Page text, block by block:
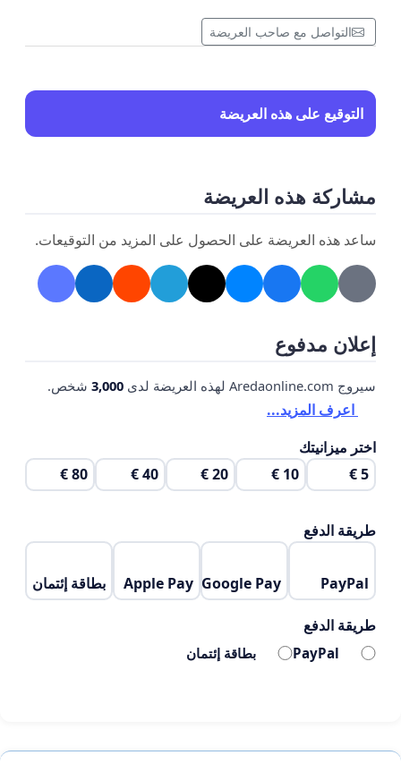
معاليكم بأننا كلنا من
استمرار جائحة كورونا وتبعاتها و نزولها و صعودها باالضافة
الى أن
معظمنا يعمل بهيئات حكومية اخرى بجانب دراستنا و أيضا
لوقت يتعدى الثمان
ساعات ذهابا ومثلهم عودة كل هذا باالضافة الى االلتزامات
االجتماعية و المالية االخرى .
لذا نرجوا من معاليكم االخذ فى االعتبار كل ما سبق و حيث أن
برنامج الماجيستير فى بدايته كان بالفعل يوم حضور و يوم
معاليكم دوما كنتم لنا نموذجا رائعا فى االبداع التعليمى
واالدارى مما أثر بااليجاب على تطلعاتنا جميعا و اصبحتم قدوة
نحتذى بها جميعا.
هذا الجدول الذى و قد اصاب الكثير منا بمشاعر العزوف عن
استكمال
و لكننا على ثقة تامة فى وعى و قيادة معاليكم جميعا تحت
حفظكم
هللا لنا جميعا .
شاكرين لمعاليكم سعة الصدر وحسن االستماع فأليكم نلجأ
بعد هللا و آملين من سيادتكم اعادة األمل فى نفوسنا ثانية .
التواصل مع صاحب العريضة
التوقيع على هذه العريضة
مشاركة هذه العريضة
ساعد هذه العريضة على الحصول على المزيد من التوقيعات.
إعلان مدفوع
سيروج Aredaonline.com لهذه العريضة لدى 3,000 شخص.
اعرف المزيد...
اختر ميزانيتك
5 €
10 €
20 €
40 €
80 €
طريقة الدفع
PayPal
Google Pay
Apple Pay بطاقة إئتمان
طريقة الدفع
PayPal بطاقة إئتمان